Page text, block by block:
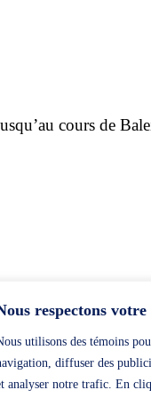
respectons
utilisons des témoins
diffuser des
analyser notre trafic. En
cours de